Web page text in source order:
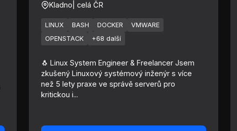
Kladno | celá ČR
LINUX BASH DOCKER
VMWARE
OPENSTACK
+68 další
🐧 Linux System Engineer & Freelancer Jsem
zkušený Linuxový systémový inženýr s více
než 5 lety praxe ve správě serverů pro
kritickou i...